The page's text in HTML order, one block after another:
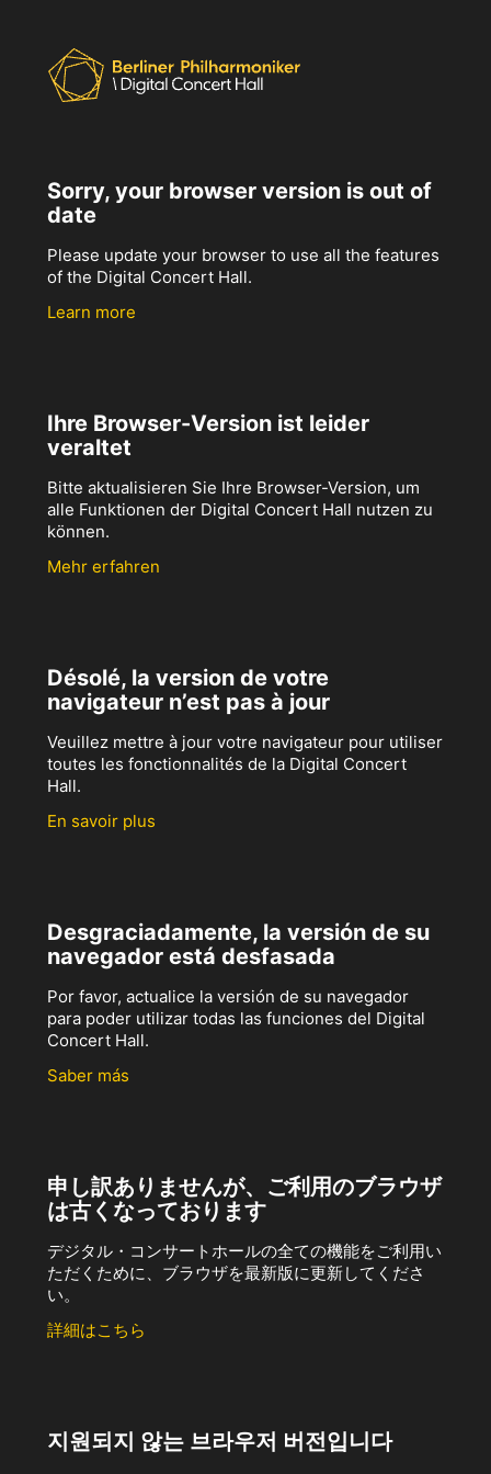
Sorry, your browser version is out of
date
Please update your browser to use all the features
of the Digital Concert Hall.
Learn more
Ihre Browser-Version ist leider
veraltet
Bitte aktualisieren Sie Ihre Browser-Version, um
alle Funktionen der Digital Concert Hall nutzen zu
können.
Mehr erfahren
Désolé, la version de votre
navigateur n’est pas à jour
Veuillez mettre à jour votre navigateur pour utiliser
toutes les fonctionnalités de la Digital Concert
Hall.
En savoir plus
Desgraciadamente, la versión de su
navegador está desfasada
Por favor, actualice la versión de su navegador
para poder utilizar todas las funciones del Digital
Concert Hall.
Saber más
申し訳ありませんが、ご利用のブラウザ
は古くなっております
デジタル・コンサートホールの全ての機能をご利用い
ただくために、ブラウザを最新版に更新してくださ
い。
詳細はこちら
지원되지 않는 브라우저 버전입니다